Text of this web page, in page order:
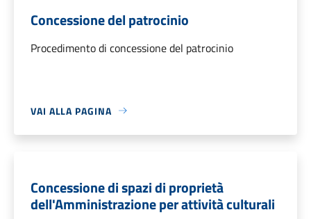
Concessione del patrocinio
Procedimento di concessione del patrocinio
VAI ALLA PAGINA
Concessione di spazi di proprietà
dell'Amministrazione per attività culturali